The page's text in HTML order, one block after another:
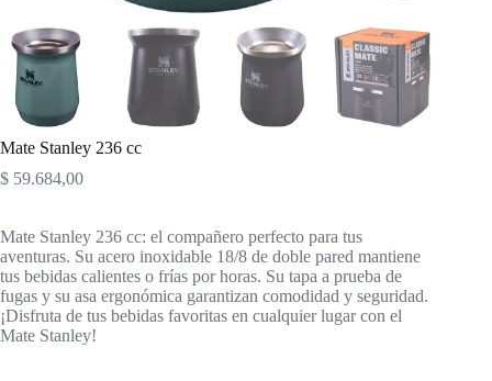
Mate Stanley 236 cc
$ 59.684,00
Mate Stanley 236 cc: el compañero perfecto para tus
aventuras. Su acero inoxidable 18/8 de doble pared mantiene
tus bebidas calientes o frías por horas. Su tapa a prueba de
fugas y su asa ergonómica garantizan comodidad y seguridad.
¡Disfruta de tus bebidas favoritas en cualquier lugar con el
Mate Stanley!